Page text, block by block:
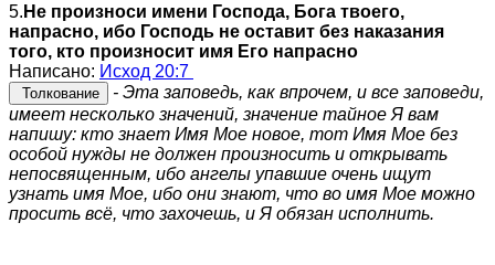
5. Не произноси имени Господа, Бога твоего,
напрасно, ибо Господь не оставит без наказания
того, кто произносит имя Его напрасно
Написано: Исход 20:7
Толкование
- Эта заповедь, как впрочем, и все заповеди,
имеет несколько значений, значение тайное Я вам
напишу: кто знает Имя Мое новое, тот Имя Мое без
особой нужды не должен произносить и открывать
непосвященным, ибо ангелы упавшие очень ищут
узнать имя Мое, ибо они знают, что во имя Мое можно
просить всё, что захочешь, и Я обязан исполнить.